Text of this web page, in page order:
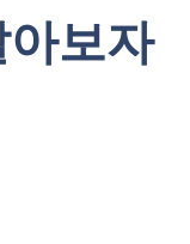
보자